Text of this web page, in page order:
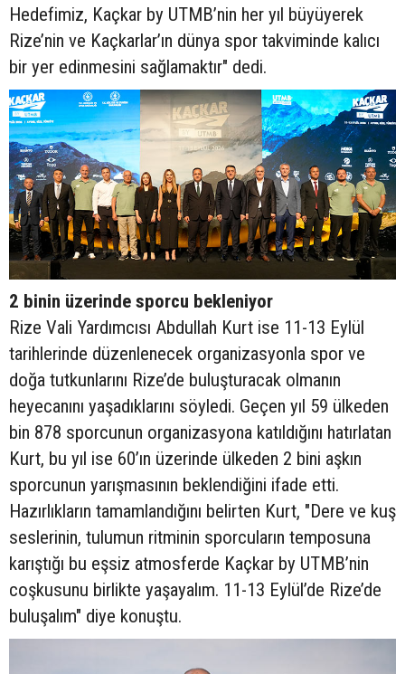
Hedefimiz, Kaçkar by UTMB’nin her yıl büyüyerek
Rize’nin ve Kaçkarlar’ın dünya spor takviminde kalıcı
bir yer edinmesini sağlamaktır" dedi.
2 binin üzerinde sporcu bekleniyor
Rize Vali Yardımcısı Abdullah Kurt ise 11-13 Eylül
tarihlerinde düzenlenecek organizasyonla spor ve
doğa tutkunlarını Rize’de buluşturacak olmanın
heyecanını yaşadıklarını söyledi. Geçen yıl 59 ülkeden
bin 878 sporcunun organizasyona katıldığını hatırlatan
Kurt, bu yıl ise 60’ın üzerinde ülkeden 2 bini aşkın
sporcunun yarışmasının beklendiğini ifade etti.
Hazırlıkların tamamlandığını belirten Kurt, "Dere ve kuş
seslerinin, tulumun ritminin sporcuların temposuna
karıştığı bu eşsiz atmosferde Kaçkar by UTMB’nin
coşkusunu birlikte yaşayalım. 11-13 Eylül’de Rize’de
buluşalım" diye konuştu.